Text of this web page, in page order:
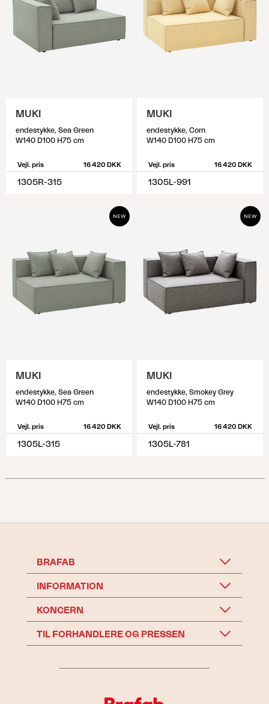
MUKI
endestykke, Sea Green
W140 D100 H75 cm
Vejl. pris 16 420 DKK
1305R-315
MUKI
endestykke, Corn
W140 D100 H75 cm
Vejl. pris 16 420 DKK
1305L-991
MUKI
endestykke, Sea Green
W140 D100 H75 cm
Vejl. pris 16 420 DKK
1305L-315
MUKI
endestykke, Smokey Grey
W140 D100 H75 cm
Vejl. pris 16 420 DKK
1305L-781
BRAFAB
INFORMATION
KONCERN
TIL FORHANDLERE OG PRESSEN